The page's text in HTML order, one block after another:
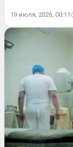
19 июля, 2026, 00:11